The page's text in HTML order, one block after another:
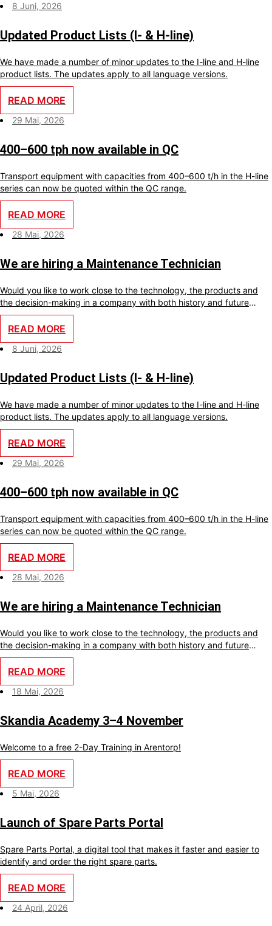
8 Juni, 2026
Updated Product Lists (I- & H-line)
We have made a number of minor updates to the I-line and H-line
product lists. The updates apply to all language versions.
READ MORE
29 Mai, 2026
400–600 tph now available in QC
Transport equipment with capacities from 400–600 t/h in the H-line
series can now be quoted within the QC range.
READ MORE
28 Mai, 2026
We are hiring a Maintenance Technician
Would you like to work close to the technology, the products and
the decision-making in a company with both history and future
ambitions? With us, you will become an important part of a small
team where your skills make a real difference every day.
READ MORE
8 Juni, 2026
Updated Product Lists (I- & H-line)
We have made a number of minor updates to the I-line and H-line
product lists. The updates apply to all language versions.
READ MORE
29 Mai, 2026
400–600 tph now available in QC
Transport equipment with capacities from 400–600 t/h in the H-line
series can now be quoted within the QC range.
READ MORE
28 Mai, 2026
We are hiring a Maintenance Technician
Would you like to work close to the technology, the products and
the decision-making in a company with both history and future
ambitions? With us, you will become an important part of a small
team where your skills make a real difference every day.
READ MORE
18 Mai, 2026
Skandia Academy 3–4 November
Welcome to a free 2-Day Training in Arentorp!
READ MORE
5 Mai, 2026
Launch of Spare Parts Portal
Spare Parts Portal, a digital tool that makes it faster and easier to
identify and order the right spare parts.
READ MORE
24 April, 2026